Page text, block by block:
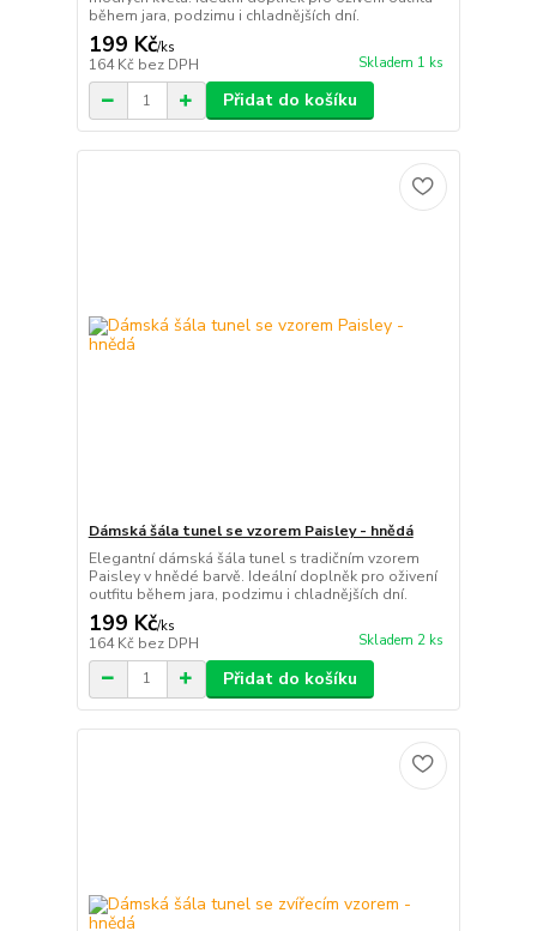
během jara, podzimu i chladnějších dní.
199 Kč/ks
164 Kč bez DPH Skladem 1 ks
Přidat do košíku
Dámská šála tunel se vzorem Paisley - hnědá
Elegantní dámská šála tunel s tradičním vzorem
Paisley v hnědé barvě. Ideální doplněk pro oživení
outfitu během jara, podzimu i chladnějších dní.
199 Kč/ks
164 Kč bez DPH Skladem 2 ks
Přidat do košíku